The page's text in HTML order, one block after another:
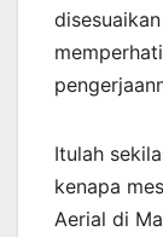
Itulah
kenapa
Aerial di